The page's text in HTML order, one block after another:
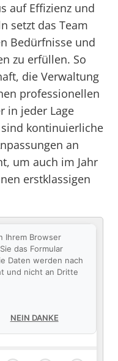
auf Effizienz und
setzt das Team
Bedürfnisse und
zu erfüllen. So
die Verwaltung
professionellen
in jeder Lage
kontinuierliche
an
um auch im Jahr
erstklassigen
Ihrem Browser
das Formular
Daten werden nach
und nicht an Dritte
NEIN DANKE